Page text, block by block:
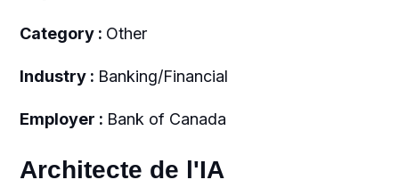
Category : Other
Industry : Banking/Financial
Employer : Bank of Canada
Architecte de l'IA